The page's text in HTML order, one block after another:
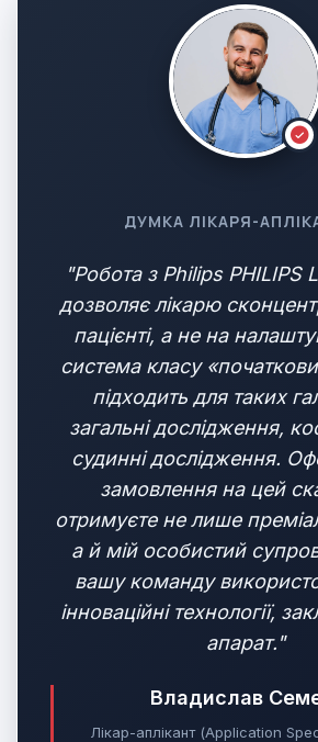
ДУМКА ЛІКАРЯ-
"Робота з Philips PHILIPS
дозволяє лікарю
пацієнті, а не на
система класу
підходить для таких
загальні дослідження,
судинні дослідження.
замовлення на цей
отримуєте не лише
а й мій особистий
вашу команду
інноваційні технології,
апарат."
Владислав
Лікар-аплікант (Application